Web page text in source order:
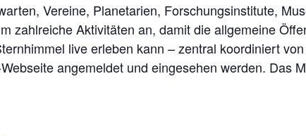
Vereine, Planetarien, Forschungsinstitute,
zahlreiche Aktivitäten an, damit die allgemeine
live erleben kann – zentral koordiniert
angemeldet und eingesehen werden. Das